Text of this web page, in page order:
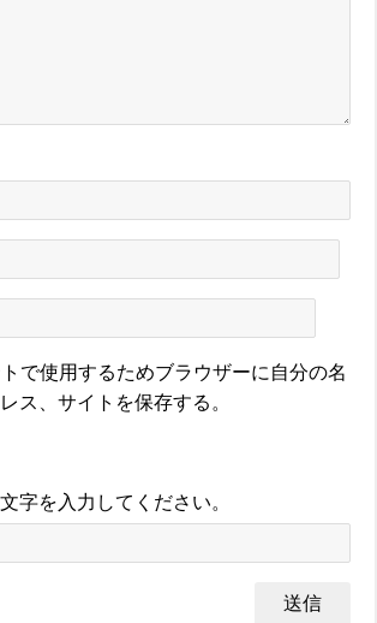
で使用するためブラウザーに自分の名
ス、サイトを保存する。
字を入力してください。